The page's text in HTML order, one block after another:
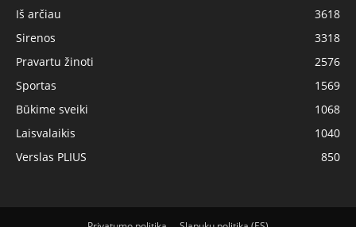
Iš arčiau
3618
Sirenos
3318
Pravartu žinoti
2576
Sportas
1569
Būkime sveiki
1068
Laisvalaikis
1040
Verslas PLIUS
850